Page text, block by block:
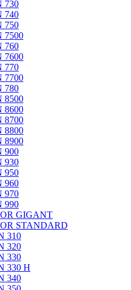
730
740
750
7500
760
7600
770
7700
780
8500
8600
8700
8800
8900
900
930
950
960
970
990
GIGANT
STANDARD
310
320
330
330 H
340